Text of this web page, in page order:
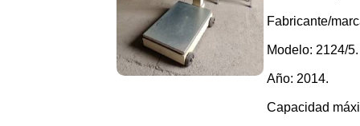
Fabricante/
Modelo: 2124/5.
Año: 2014.
Capacidad